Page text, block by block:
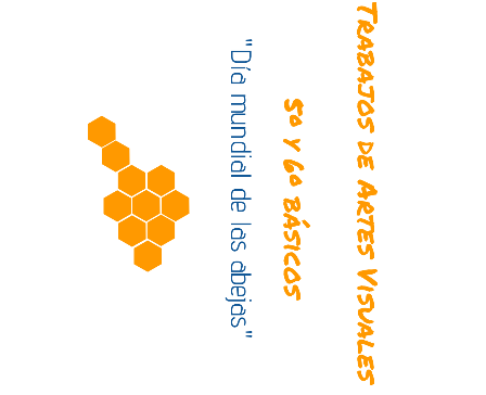
Trabajos de Artes Visuales
5º y 6º básicos
"Día mundial de las abejas"